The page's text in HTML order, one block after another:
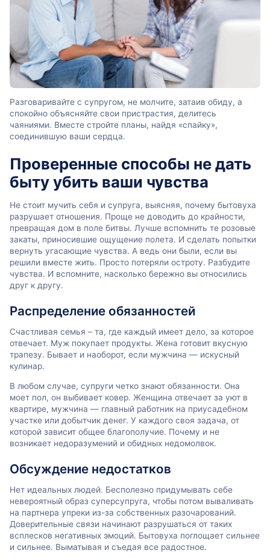
Разговаривайте с супругом, не молчите, затаив обиду, а
спокойно объясняйте свои пристрастия, делитесь
чаяниями. Вместе стройте планы, найдя «спайку»,
соединившую ваши сердца.
Проверенные способы не дать
быту убить ваши чувства
Не стоит мучить себя и супруга, выясняя, почему бытовуха
разрушает отношения. Проще не доводить до крайности,
превращая дом в поле битвы. Лучше вспомнить те розовые
закаты, приносившие ощущение полета. И сделать попытки
вернуть угасающие чувства. А ведь они были, если вы
решили вместе жить. Просто потеряли остроту. Разбудите
чувства. И вспомните, насколько бережно вы относились
друг к другу.
Распределение обязанностей
Счастливая семья – та, где каждый имеет дело, за которое
отвечает. Муж покупает продукты. Жена готовит вкусную
трапезу. Бывает и наоборот, если мужчина — искусный
кулинар.
В любом случае, супруги четко знают обязанности. Она
моет пол, он выбивает ковер. Женщина отвечает за уют в
квартире, мужчина — главный работник на приусадебном
участке или добытчик денег. У каждого своя задача, от
которой зависит общее благополучие. Почему и не
возникает недоразумений и обидных недомолвок.
Обсуждение недостатков
Нет идеальных людей. Бесполезно придумывать себе
невероятный образ суперсупруга, чтобы потом вываливать
на партнера упреки из-за собственных разочарований.
Доверительные связи начинают разрушаться от таких
всплесков негативных эмоций. Бытовуха поглощает сильнее
и сильнее. Выматывая и съедая все радостное.